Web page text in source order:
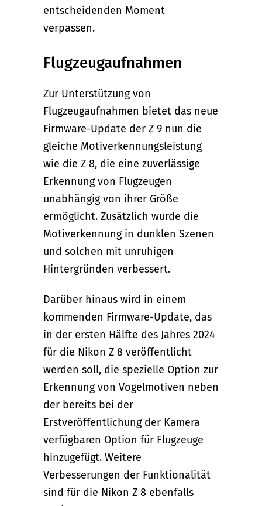
entscheidenden Moment
verpassen.
Flugzeugaufnahmen
Zur Unterstützung von
Flugzeugaufnahmen bietet das neue
Firmware-Update der Z 9 nun die
gleiche Motiverkennungsleistung
wie die Z 8, die eine zuverlässige
Erkennung von Flugzeugen
unabhängig von ihrer Größe
ermöglicht. Zusätzlich wurde die
Motiverkennung in dunklen Szenen
und solchen mit unruhigen
Hintergründen verbessert.
Darüber hinaus wird in einem
kommenden Firmware-Update, das
in der ersten Hälfte des Jahres 2024
für die Nikon Z 8 veröffentlicht
werden soll, die spezielle Option zur
Erkennung von Vogelmotiven neben
der bereits bei der
Erstveröffentlichung der Kamera
verfügbaren Option für Flugzeuge
hinzugefügt. Weitere
Verbesserungen der Funktionalität
sind für die Nikon Z 8 ebenfalls